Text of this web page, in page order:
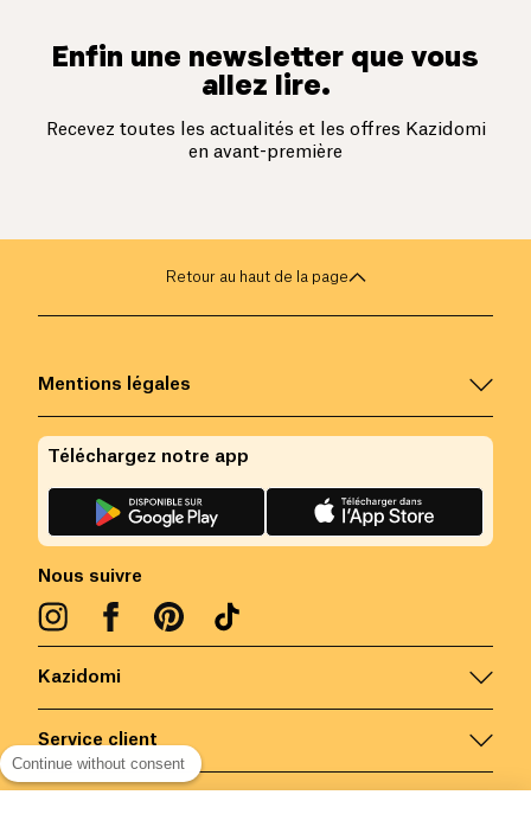
Enfin une newsletter que vous
allez lire.
Recevez toutes les actualités et les offres Kazidomi
en avant-première
Retour au haut de la page
Kazidomi
Service client
Mentions légales
Nous suivre
Téléchargez notre app
Continue without consent